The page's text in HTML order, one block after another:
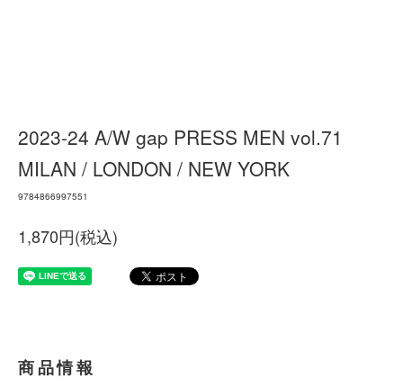
2023-24 A/W gap PRESS MEN vol.71
MILAN / LONDON / NEW YORK
9784866997551
1,870円(税込)
商品情報